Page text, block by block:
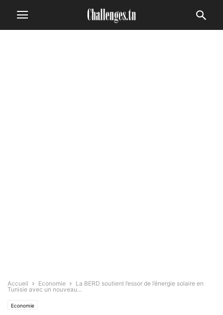
Accueil Economie
La BERD soutient l’essor de l’énergie solaire en
Tunisie avec un nouveau...
Economie